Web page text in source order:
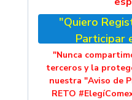
"Quiero
Participar
"Nunca
terceros y la
nuestra "Aviso de
RETO